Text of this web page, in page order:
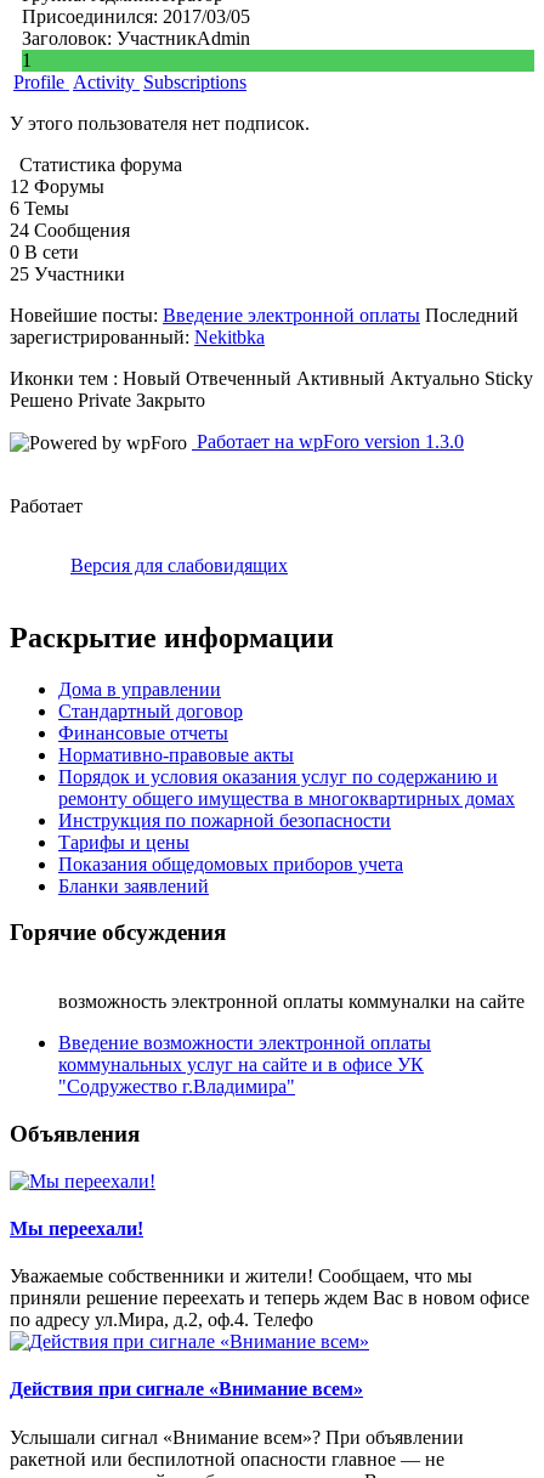
Присоединился: 2017/03/05
Заголовок: УчастникAdmin
1
Profile Activity Subscriptions
У этого пользователя нет подписок.
Статистика форума
12 Форумы
6 Темы
24 Сообщения
0 В сети
25 Участники
Новейшие посты: Введение электронной оплаты Последний
зарегистрированный: Nekitbka
Иконки тем : Новый Отвеченный Активный Актуально Sticky
Решено Private Закрыто
Работает на wpForo version 1.3.0
Работает
Версия для слабовидящих
Раскрытие информации
Дома в управлении
Стандартный договор
Финансовые отчеты
Нормативно-правовые акты
Порядок и условия оказания услуг по содержанию и
ремонту общего имущества в многоквартирных домах
Инструкция по пожарной безопасности
Тарифы и цены
Показания общедомовых приборов учета
Бланки заявлений
Горячие обсуждения
возможность электронной оплаты коммуналки на сайте
Введение возможности электронной оплаты
коммунальных услуг на сайте и в офисе УК
"Содружество г.Владимира"
Объявления
Мы переехали!
Уважаемые собственники и жители! Сообщаем, что мы
приняли решение переехать и теперь ждем Вас в новом офисе
по адресу ул.Мира, д.2, оф.4. Телефо
Действия при сигнале «Внимание всем»
Услышали сигнал «Внимание всем»? При объявлении
ракетной или беспилотной опасности главное — не